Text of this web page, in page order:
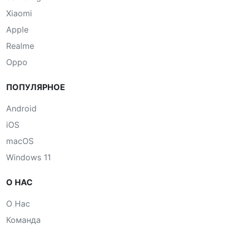
Xiaomi
Apple
Realme
Oppo
ПОПУЛЯРНОЕ
Android
iOS
macOS
Windows 11
О НАС
О Нас
Команда